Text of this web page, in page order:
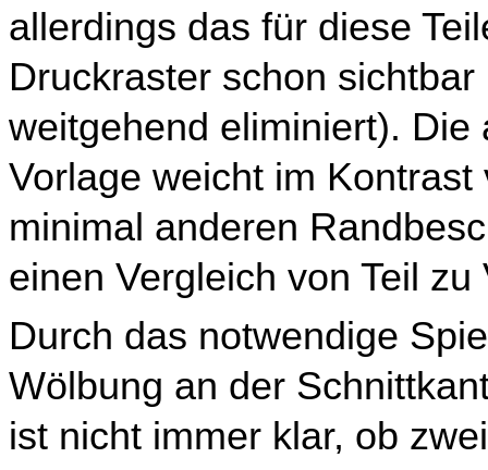
allerdings das für diese
Druckraster schon
weitgehend eliminiert).
Vorlage weicht im
minimal anderen
einen Vergleich von Teil
Durch das notwendige
Wölbung an der
ist nicht immer klar, ob